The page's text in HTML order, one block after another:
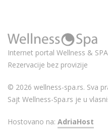
Internet portal Wellness &
Rezervacije bez provizije
© 2026 wellness-spa.rs. Sva
Sajt Wellness-Spa.rs je u
Hostovano na: AdriaHost